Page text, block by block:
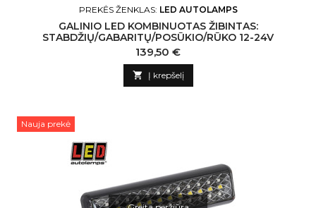
PREKĖS ŽENKLAS: LED AUTOLAMPS
GALINIO LED KOMBINUOTAS ŽIBINTAS:
STABDŽIŲ/GABARITŲ/POSŪKIO/RŪKO 12-24V
Kaina
139,50 €
 Į krepšelį
Nauja prekė